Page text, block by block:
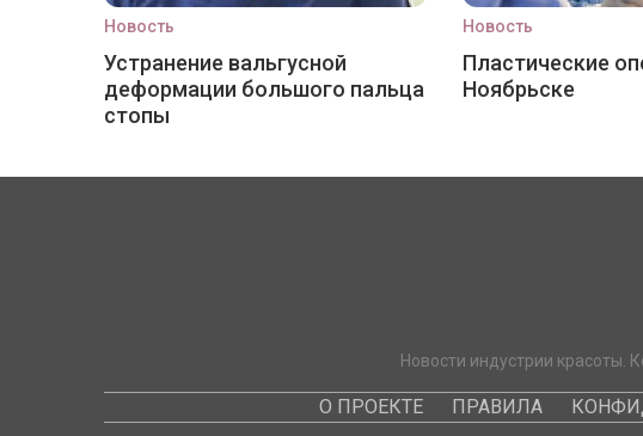
Новость
Устранение вальгусной
деформации большого пальца
стопы
Новость
Пластические
Ноябрьске
Новости индустрии красоты.
О ПРОЕКТЕ ПРАВИЛА